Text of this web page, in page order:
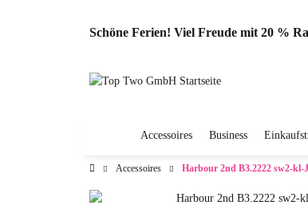
Schöne Ferien! Viel Freude mit 20 %
Accessoires Business
Accessoires Harbour 2nd B3.2222 sw2-kl-